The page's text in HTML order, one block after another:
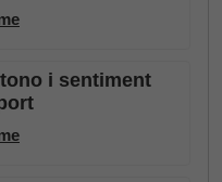
i sentiment